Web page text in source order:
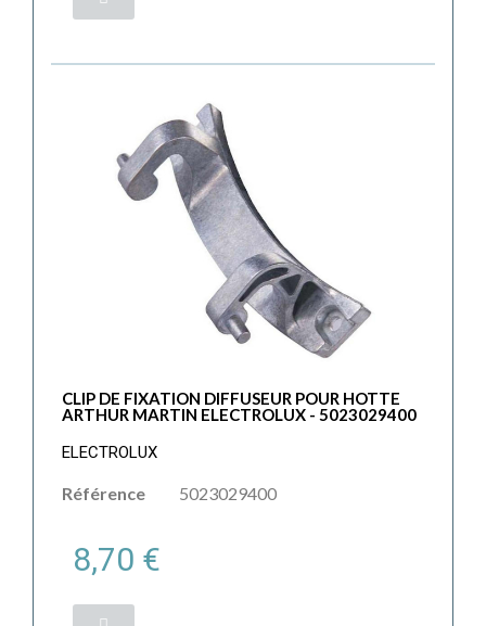
CLIP DE FIXATION DIFFUSEUR POUR HOTTE
ARTHUR MARTIN ELECTROLUX - 5023029400
ELECTROLUX
Référence 5023029400
8,70 €